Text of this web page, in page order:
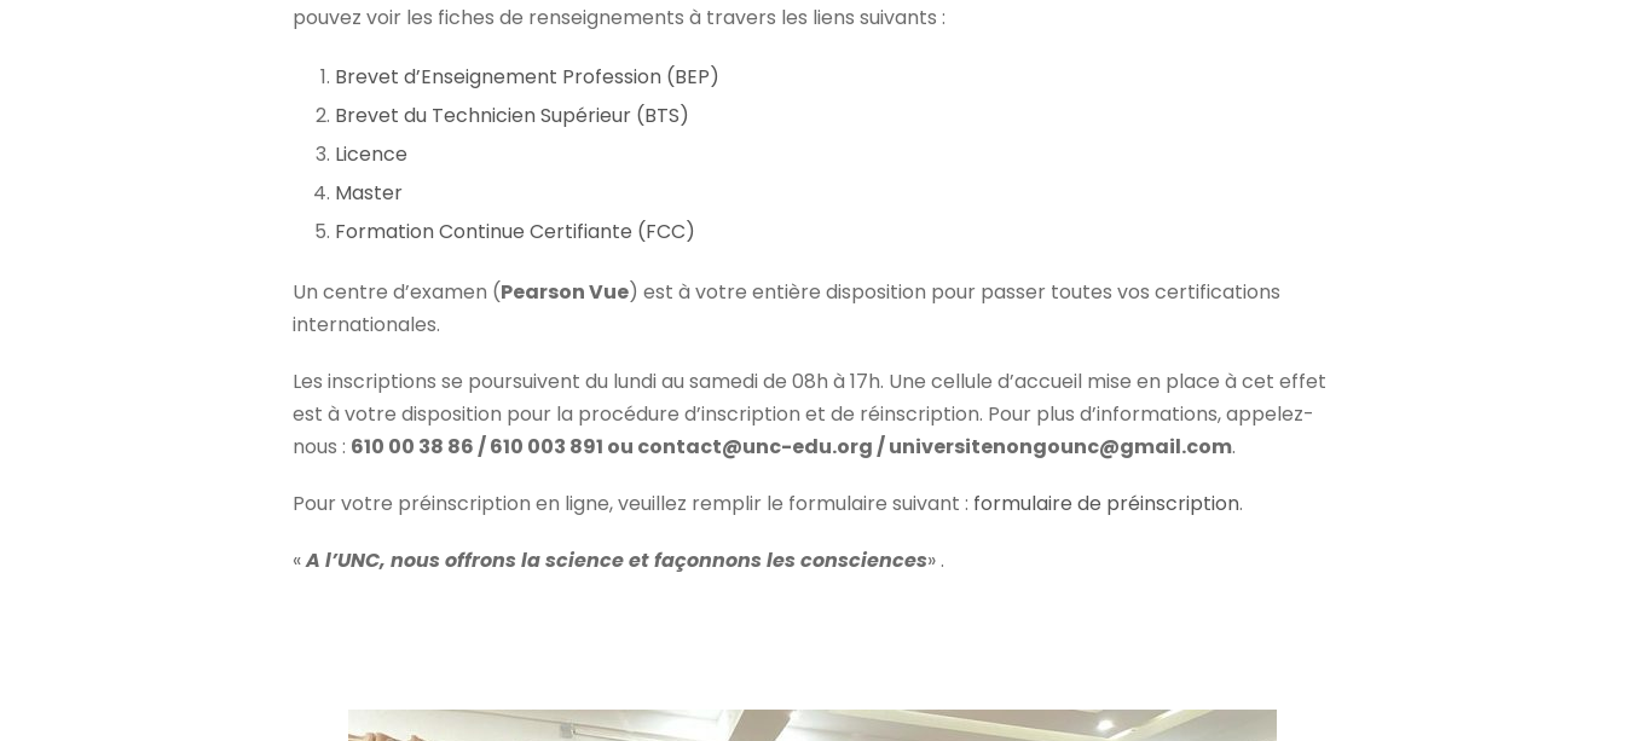
pouvez voir les fiches de renseignements à travers les liens suivants :
Brevet d’Enseignement Profession (BEP)
Brevet du Technicien Supérieur (BTS)
Licence
Master
Formation Continue Certifiante (FCC)
Un centre d’examen (Pearson Vue) est à votre entière disposition pour passer toutes vos certifications
internationales.
Les inscriptions se poursuivent du lundi au samedi de 08h à 17h. Une cellule d’accueil mise en place à cet effet
est à votre disposition pour la procédure d’inscription et de réinscription. Pour plus d’informations, appelez-
nous : 610 00 38 86 / 610 003 891 ou contact@unc-edu.org / universitenongounc@gmail.com.
Pour votre préinscription en ligne, veuillez remplir le formulaire suivant : formulaire de préinscription.
«A l’UNC, nous offrons la science et façonnons les consciences» .